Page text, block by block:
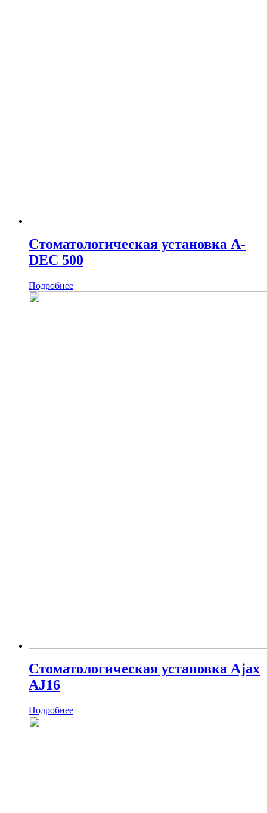
Стоматологическая установка A-
DEC 500
Подробнее
Стоматологическая установка Ajax
AJ16
Подробнее